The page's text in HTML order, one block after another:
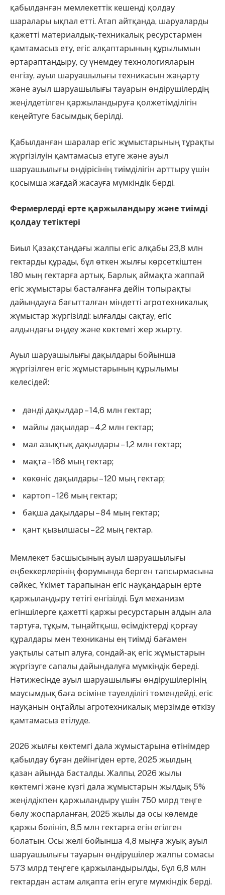
қабылданған мемлекеттік кешенді қолдау
шаралары ықпал етті. Атап айтқанда, шаруаларды
қажетті материалдық-техникалық ресурстармен
қамтамасыз ету, егіс алқаптарының құрылымын
әртараптандыру, су үнемдеу технологияларын
енгізу, ауыл шаруашылығы техникасын жаңарту
және ауыл шаруашылығы тауарын өндірушілердің
жеңілдетілген қаржыландыруға қолжетімділігін
кеңейтуге басымдық берілді.
Қабылданған шаралар егіс жұмыстарының тұрақты
жүргізілуін қамтамасыз етуге және ауыл
шаруашылығы өндірісінің тиімділігін арттыру үшін
қосымша жағдай жасауға мүмкіндік берді.
Фермерлерді ерте қаржыландыру және тиімді
қолдау тетіктері
Биыл Қазақстандағы жалпы егіс алқабы 23,8 млн
гектарды құрады, бұл өткен жылғы көрсеткіштен
180 мың гектарға артық. Барлық аймақта жаппай
егіс жұмыстары басталғанға дейін топырақты
дайындауға бағытталған міндетті агротехникалық
жұмыстар жүргізілді: ылғалды сақтау, егіс
алдындағы өңдеу және көктемгі жер жырту.
Ауыл шаруашылығы дақылдары бойынша
жүргізілген егіс жұмыстарының құрылымы
келесідей:
дәнді дақылдар – 14,6 млн гектар;
майлы дақылдар – 4,2 млн гектар;
мал азықтық дақылдары – 1,2 млн гектар;
мақта – 166 мың гектар;
көкөніс дақылдары – 120 мың гектар;
картоп – 126 мың гектар;
бақша дақылдары – 84 мың гектар;
қант қызылшасы – 22 мың гектар.
Мемлекет басшысының ауыл шаруашылығы
еңбеккерлерінің форумында берген тапсырмасына
сәйкес, Үкімет тарапынан егіс науқандарын ерте
қаржыландыру тетігі енгізілді. Бұл механизм
егіншілерге қажетті қаржы ресурстарын алдын ала
тартуға, тұқым, тыңайтқыш, өсімдіктерді қорғау
құралдары мен техниканы ең тиімді бағамен
уақтылы сатып алуға, сондай-ақ егіс жұмыстарын
жүргізуге сапалы дайындалуға мүмкіндік береді.
Нәтижесінде ауыл шаруашылығы өндірушілерінің
маусымдық баға өсіміне тәуелділігі төмендейді, егіс
науқанын оңтайлы агротехникалық мерзімде өткізу
қамтамасыз етілуде.
2026 жылғы көктемгі дала жұмыстарына өтінімдер
қабылдау бұған дейінгіден ерте, 2025 жылдың
қазан айында басталды. Жалпы, 2026 жылы
көктемгі және күзгі дала жұмыстарын жылдық 5%
жеңілдікпен қаржыландыру үшін 750 млрд теңге
бөлу жоспарланған, 2025 жылы да осы көлемде
қаржы бөлініп, 8,5 млн гектарға егін егілген
болатын. Осы желі бойынша 4,8 мыңға жуық ауыл
шаруашылығы тауарын өндірушілер жалпы сомасы
573 млрд теңгеге қаржыландырылды, бұл 6,8 млн
гектардан астам алқапта егін егуге мүмкіндік берді.